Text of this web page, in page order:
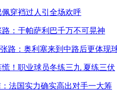
佩穿裆过人引全场欢呼
路：于帕萨利巴千万不可晃神
路：奥利塞来到中路后更体现
慌！职业球员冬练三九 夏练三伏
：法国实力确实高出对手一大筹